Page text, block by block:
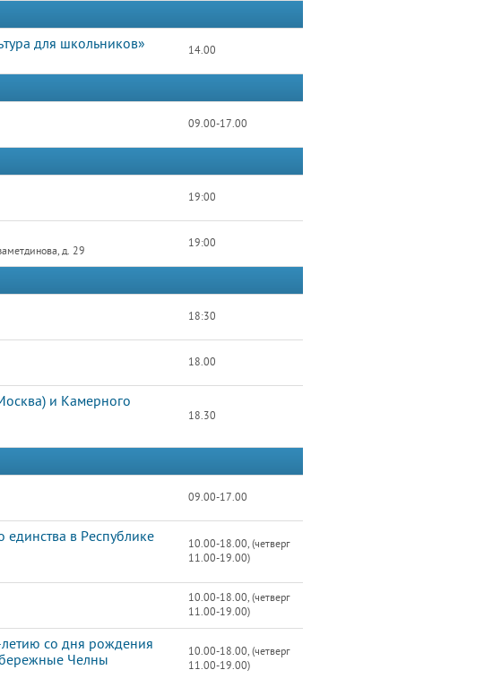
для школьников»
14.00
09.00-17.00
19:00
д. 29
19:00
18:30
18.00
и Камерного
18.30
09.00-17.00
в Республике
10.00-18.00, (четверг
11.00-19.00)
10.00-18.00, (четверг
11.00-19.00)
со дня рождения
Челны
10.00-18.00, (четверг
11.00-19.00)